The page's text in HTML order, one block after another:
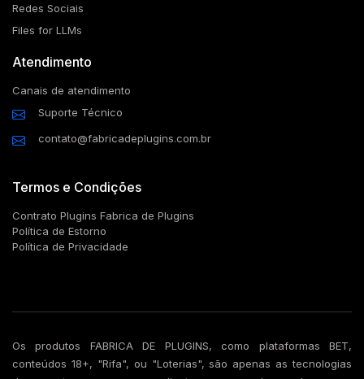
Redes Sociais
Files for LLMs
Atendimento
Canais de atendimento
Suporte Técnico
contato@fabricadeplugins.com.br
Termos e Condições
Contrato Plugins Fabrica de Plugins
Política de Estorno
Política de Privacidade
Os produtos FABRICA DE PLUGINS, como plataformas BET,
conteúdos 18+, "Rifa", ou "Loterias", são apenas as tecnologias